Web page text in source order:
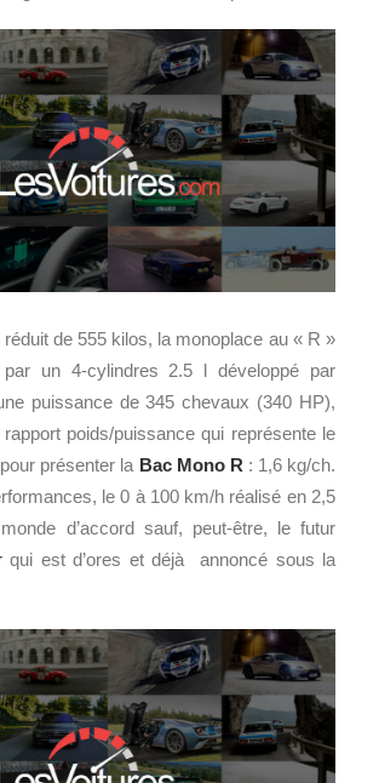
réduit de 555 kilos, la monoplace au « R »
un 4-cylindres 2.5 l développé par
puissance de 345 chevaux (340 HP),
rapport poids/puissance qui représente le
présenter la Bac Mono R : 1,6 kg/ch.
le 0 à 100 km/h réalisé en 2,5
d’accord sauf, peut-être, le futur
qui est d’ores et déjà annoncé sous la